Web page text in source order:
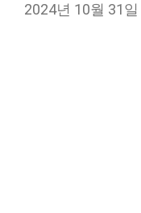
2024년 10월 31일